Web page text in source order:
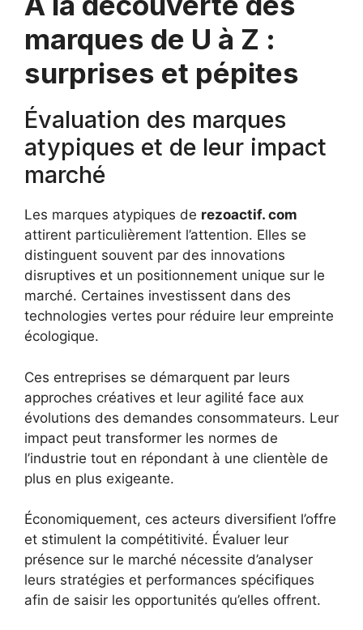
marques de U à Z :
surprises et pépites
Évaluation des marques
atypiques et de leur impact
marché
Les marques atypiques de rezoactif. com
attirent particulièrement l’attention. Elles se
distinguent souvent par des innovations
disruptives et un positionnement unique sur le
marché. Certaines investissent dans des
technologies vertes pour réduire leur empreinte
écologique.
Ces entreprises se démarquent par leurs
approches créatives et leur agilité face aux
évolutions des demandes consommateurs. Leur
impact peut transformer les normes de
l’industrie tout en répondant à une clientèle de
plus en plus exigeante.
Économiquement, ces acteurs diversifient l’offre
et stimulent la compétitivité. Évaluer leur
présence sur le marché nécessite d’analyser
leurs stratégies et performances spécifiques
afin de saisir les opportunités qu’elles offrent.